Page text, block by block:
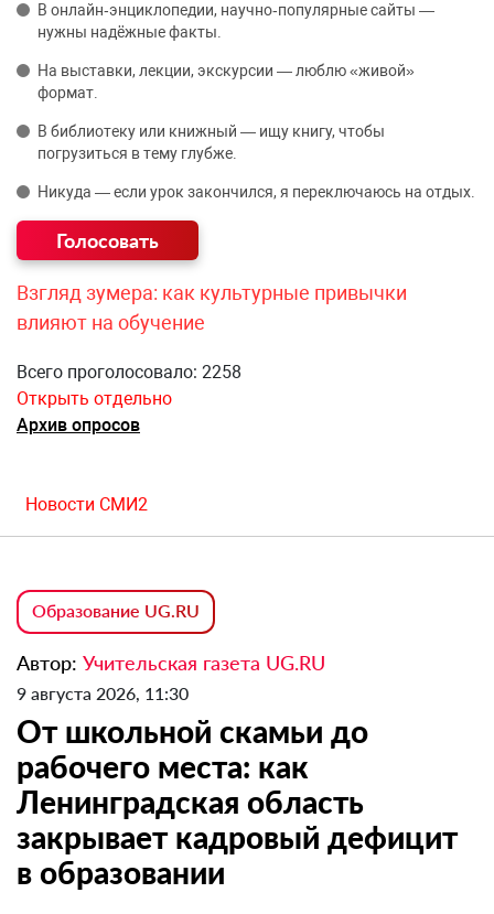
В онлайн‑энциклопедии, научно‑популярные сайты —
нужны надёжные факты.
На выставки, лекции, экскурсии — люблю «живой»
формат.
В библиотеку или книжный — ищу книгу, чтобы
погрузиться в тему глубже.
Никуда — если урок закончился, я переключаюсь на отдых.
Взгляд зумера: как культурные привычки
влияют на обучение
Всего проголосовало: 2258
Открыть отдельно
Архив опросов
Новости СМИ2
Образование UG.RU
Автор: Учительская газета UG.RU
9 августа 2026, 11:30
От школьной скамьи до
рабочего места: как
Ленинградская область
закрывает кадровый дефицит
в образовании